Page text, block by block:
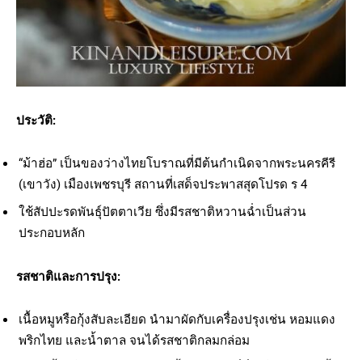
ประวัติ:
“ม้าฮ่อ” เป็นของว่างไทยโบราณที่มีต้นกำเนิดจากพระนครคีรี
(เขาวัง) เมืองเพชรบุรี สถานที่เสด็จประพาสสุดโปรด ร 4
ใช้สัปปะรดพันธุ์ปัตตาเวีย ซึ่งมีรสชาติหวานฉ่ำเป็นส่วน
ประกอบหลัก
รสชาติและการปรุง:
เนื้อหมูหรือกุ้งสับละเอียด นำมาผัดกับเครื่องปรุงเช่น หอมแดง
พริกไทย และน้ำตาล จนได้รสชาติกลมกล่อม